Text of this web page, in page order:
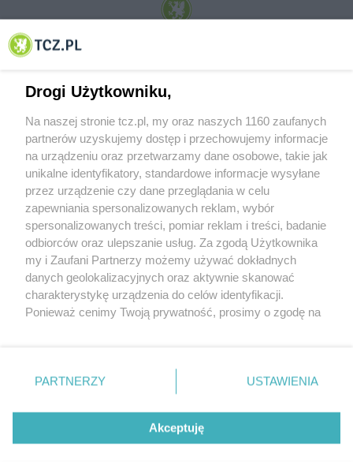
© 2001-2026 Tczew - TCZ.PL Sp. z o.o. Internetowy Serwis Informacyjny Miasta
O FIRMIE POLITYKA PRYWATNOŚCI HOSTING
REKLAMA WSPÓŁPRACA RSS FACEBOOK KONTAKT
Nasze serwisy
Aktualności
Tcz24
Historia miasta
Muzyka i kultura
Archiwum wydarzeń
Zdjęcia miasta
Drogi Użytkowniku,
Na naszej stronie tcz.pl, my oraz naszych 1160 zaufanych
partnerów uzyskujemy dostęp i przechowujemy informacje
na urządzeniu oraz przetwarzamy dane osobowe, takie jak
unikalne identyfikatory, standardowe informacje wysyłane
przez urządzenie czy dane przeglądania w celu
zapewniania spersonalizowanych reklam, wybór
spersonalizowanych treści, pomiar reklam i treści, badanie
odbiorców oraz ulepszanie usług. Za zgodą Użytkownika
my i Zaufani Partnerzy możemy używać dokładnych
danych geolokalizacyjnych oraz aktywnie skanować
charakterystykę urządzenia do celów identyfikacji.
Ponieważ cenimy Twoją prywatność, prosimy o zgodę na
znajdujący się w lewym dolnym rogu strony
. Niektóre
przetwarzaniu. Preferencje będą miały zastosowania tylko
PARTNERZY USTAWIENIA
Akceptuję